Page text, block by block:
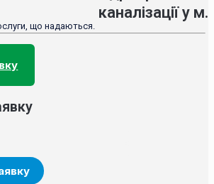
що надаються.
каналізації у м.